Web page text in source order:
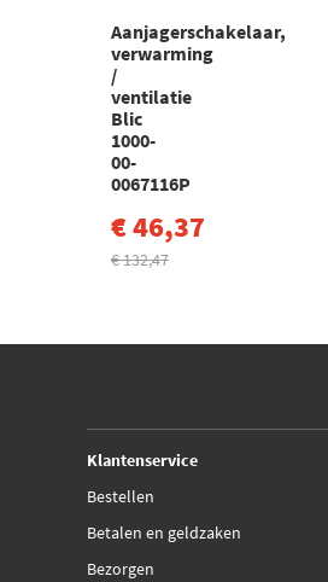
Aanjagerschakelaar,
verwarming
/
ventilatie
Blic
1000-
00-
0067116P
€ 46,37
€ 132,47
Klantenservice
Bestellen
Betalen en geldzaken
Bezorgen